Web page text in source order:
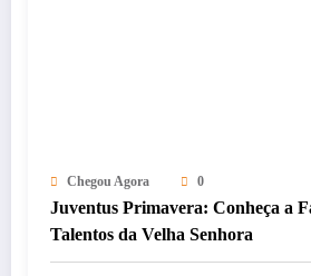
Chegou Agora 0
Juventus Primavera: Conheça a
Talentos da Velha Senhora